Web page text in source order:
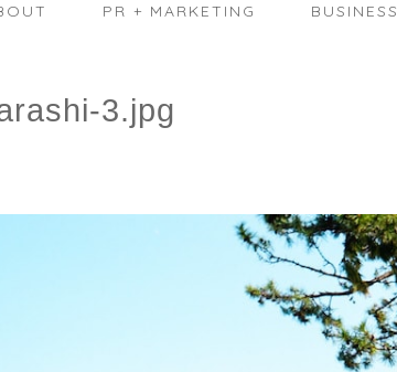
PR + MARKETING BUSINESS
3.jpg